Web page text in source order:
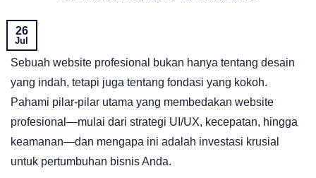
26
Jul
Sebuah website profesional bukan hanya tentang desain
yang indah, tetapi juga tentang fondasi yang kokoh.
Pahami pilar-pilar utama yang membedakan website
profesional—mulai dari strategi UI/UX, kecepatan, hingga
keamanan—dan mengapa ini adalah investasi krusial
untuk pertumbuhan bisnis Anda.